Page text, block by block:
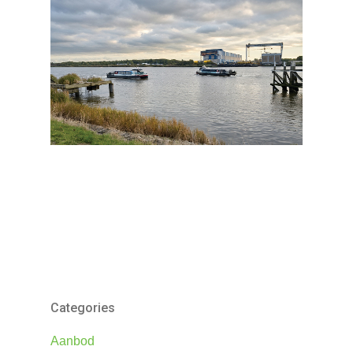
Categories
Aanbod